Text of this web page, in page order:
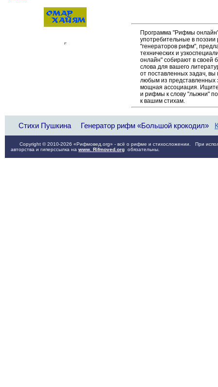
Программа "Рифмы
употребительные в
"генераторов рифм",
технических и
онлайн" собирают в своей
слова для вашего
от поставленных задач,
любым из
мощная ассоциация. Ищите
и рифмы к слову "лыжни"
к вашим стихам.
Стихи Пушкина Генератор рифм «Большой крокодил»
Copyright © 2010-2026 «Рифмовед.org» - всё о рифме и стихосложении. При
авторства и гиперссылка на www. Rifmoved.org обязательны.